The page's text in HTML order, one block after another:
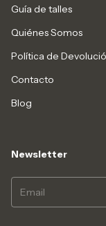
Guía de talles
Quiénes Somos
Política de
Contacto
Blog
Newsletter